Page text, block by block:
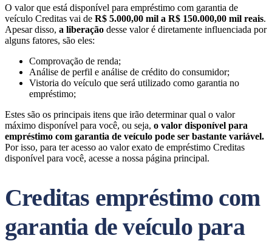
O valor que está disponível para empréstimo com garantia de
veículo Creditas vai de R$ 5.000,00 mil a R$ 150.000,00 mil reais.
Apesar disso, a liberação desse valor é diretamente influenciada por
alguns fatores, são eles:
Comprovação de renda;
Análise de perfil e análise de crédito do consumidor;
Vistoria do veículo que será utilizado como garantia no
empréstimo;
Estes são os principais itens que irão determinar qual o valor
máximo disponível para você, ou seja, o valor disponível para
empréstimo com garantia de veículo pode ser bastante variável.
Por isso, para ter acesso ao valor exato de empréstimo Creditas
disponível para você, acesse a nossa página principal.
Creditas empréstimo com
garantia de veículo para